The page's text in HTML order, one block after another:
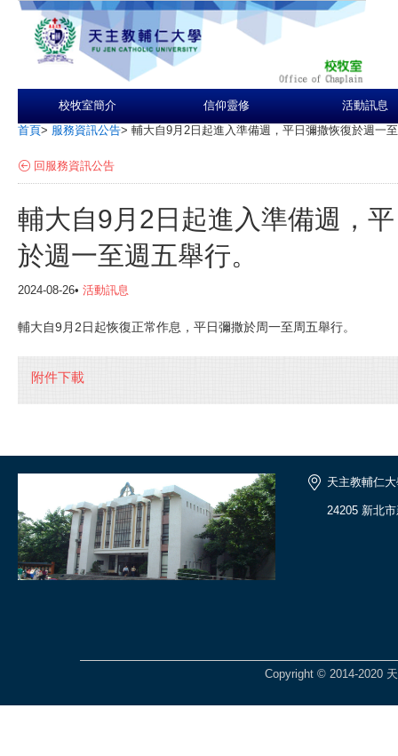
校牧室簡介 信仰靈修 活動訊息
首頁> 服務資訊公告> 輔大自9月2日起進入準備週，平日彌撒恢復於週一
回服務資訊公告
輔大自9月2日起進入準備週，
於週一至週五舉行。
2024-08-26• 活動訊息
輔大自9月2日起恢復正常作息，平日彌撒於周一至周五舉行。
附件下載
天主教輔仁
24205 新北
Copyright © 2014-2020